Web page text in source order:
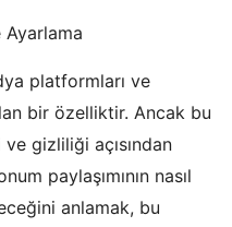
Ayarlama
platformları ve
bir özelliktir. Ancak bu
gizliliği açısından
paylaşımının nasıl
anlamak, bu